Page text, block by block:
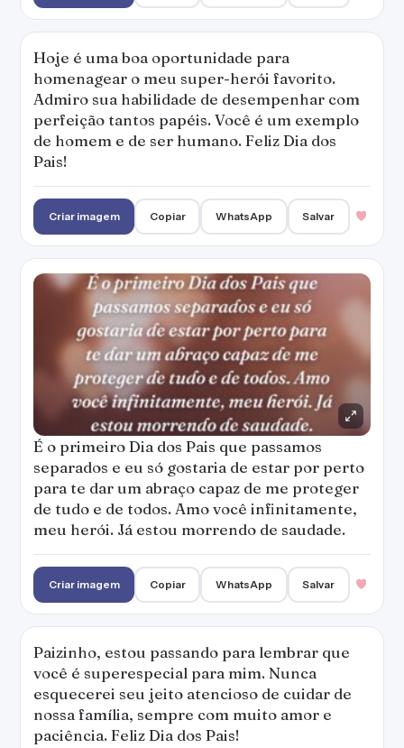
Hoje é uma boa oportunidade para
homenagear o meu super-herói favorito.
Admiro sua habilidade de desempenhar com
perfeição tantos papéis. Você é um exemplo
de homem e de ser humano. Feliz Dia dos
Pais!
Criar imagem Copiar WhatsApp Salvar
É o primeiro Dia dos Pais que passamos
separados e eu só gostaria de estar por perto
para te dar um abraço capaz de me proteger
de tudo e de todos. Amo você infinitamente,
meu herói. Já estou morrendo de saudade.
Criar imagem Copiar WhatsApp Salvar
Paizinho, estou passando para lembrar que
você é superespecial para mim. Nunca
esquecerei seu jeito atencioso de cuidar de
nossa família, sempre com muito amor e
paciência. Feliz Dia dos Pais!